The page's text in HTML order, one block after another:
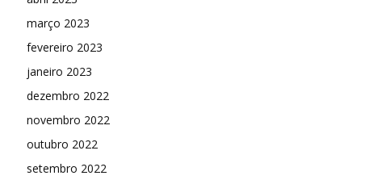
março 2023
fevereiro 2023
janeiro 2023
dezembro 2022
novembro 2022
outubro 2022
setembro 2022